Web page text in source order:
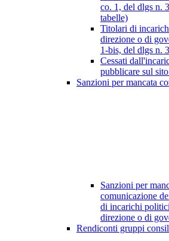
co. 1, del dlgs n.
tabelle)
Titolari di
direzione o di
1-bis, del dlgs n.
Cessati
pubblicare sul
Sanzioni per mancata
Sanzioni per
comunicazione
di incarichi
direzione o di
Rendiconti gruppi